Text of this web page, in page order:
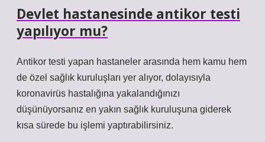
Devlet hastanesinde antikor testi
yapılıyor mu?
Antikor testi yapan hastaneler arasında hem kamu hem
de özel sağlık kuruluşları yer alıyor, dolayısıyla
koronavirüs hastalığına yakalandığınızı
düşünüyorsanız en yakın sağlık kuruluşuna giderek
kısa sürede bu işlemi yaptırabilirsiniz.